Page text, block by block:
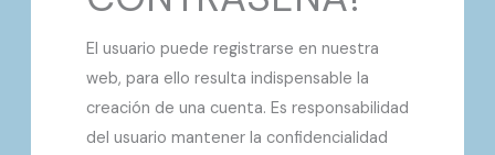
El usuario puede registrarse en nuestra
web, para ello resulta indispensable la
creación de una cuenta. Es responsabilidad
del usuario mantener la confidencialidad